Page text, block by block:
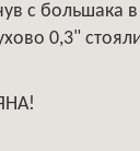
с большака
0,3"